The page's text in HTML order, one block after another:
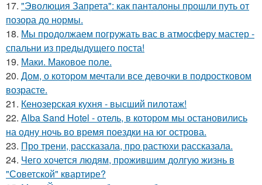
17. "Эволюция Запрета": как панталоны прошли путь от
позора до нормы.
18. Мы продолжаем погружать вас в атмосферу мастер -
спальни из предыдущего поста!
19. Маки. Маковое поле.
20. Дом, о котором мечтали все девочки в подростковом
возрасте.
21. Кенозерская кухня - высший пилотаж!
22. Alba Sand Hotel - отель, в котором мы остановились
на одну ночь во время поездки на юг острова.
23. Про трени, рассказала, про растюхи рассказала.
24. Чего хочется людям, прожившим долгую жизнь в
"Советской" квартире?